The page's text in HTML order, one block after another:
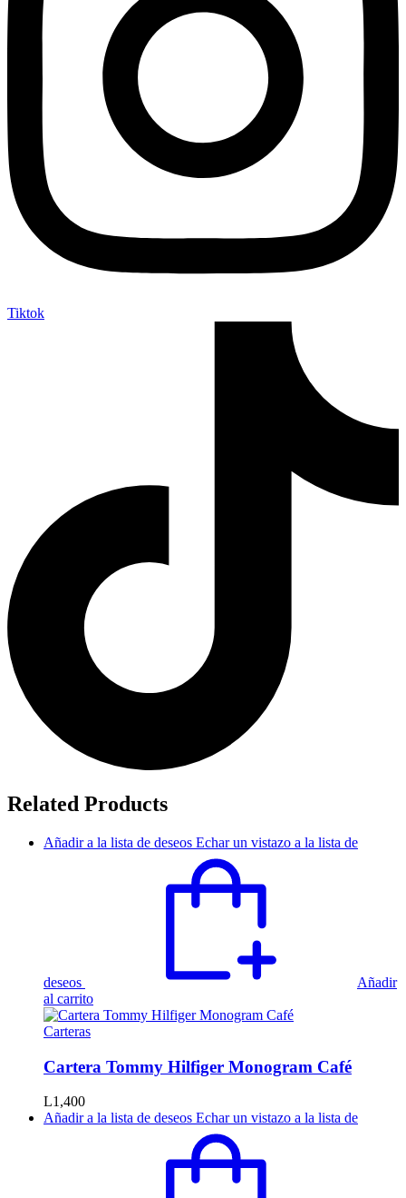
Tiktok
Related Products
Añadir a la lista de deseos Echar un vistazo a la lista de
deseos
Añadir
al carrito
Carteras
Cartera Tommy Hilfiger Monogram Café
L1,400
Añadir a la lista de deseos Echar un vistazo a la lista de